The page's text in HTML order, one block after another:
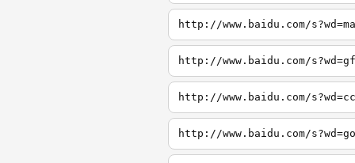
http://www.baidu.com/
http://www.baidu.com/
http://www.baidu.com/
http://www.baidu.com/